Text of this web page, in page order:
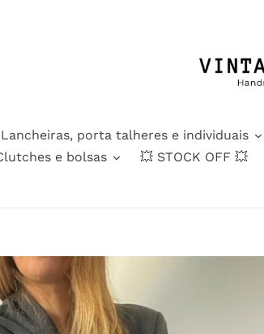
Lancheiras, porta talheres e individuais
e bolsas 💥 STOCK OFF 💥